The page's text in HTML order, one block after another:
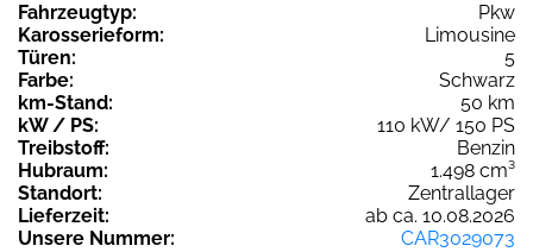
Fahrzeugtyp:
Pkw
Karosserieform:
Limousine
Türen:
5
Farbe:
Schwarz
km-Stand:
50 km
kW / PS:
110 kW/ 150 PS
Treibstoff:
Benzin
Hubraum:
1.498 cm³
Standort:
Zentrallager
Lieferzeit:
ab ca. 10.08.2026
Unsere Nummer:
CAR3029073